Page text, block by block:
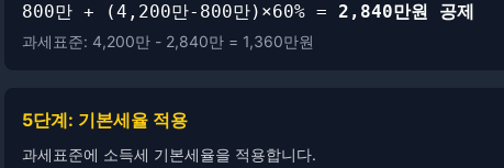
800만 + (4,200만-800만)×60% = 2,840만원 공제
과세표준: 4,200만 - 2,840만 = 1,360만원
5단계: 기본세율 적용
과세표준에 소득세 기본세율을 적용합니다.